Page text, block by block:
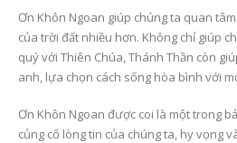
Ơn Khôn Ngoan giúp chúng ta quan
của trời đất nhiều hơn. Không chỉ giúp
quý với Thiên Chúa, Thánh Thần còn
anh, lựa chọn cách sống hòa bình với
Ơn Khôn Ngoan được coi là một trong
củng cố lòng tin của chúng ta, hy vọng